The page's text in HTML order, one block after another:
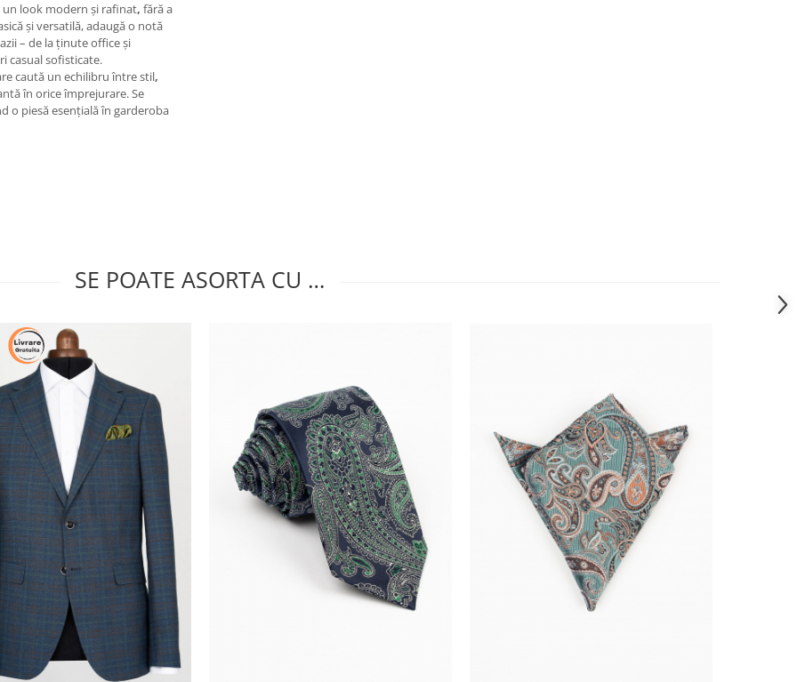
un look modern și rafinat, fără a
și versatilă, adaugă o notă
– de la ținute office și
casual sofisticate.
caută un echilibru între stil,
în orice împrejurare. Se
o piesă esențială în garderoba
SE POATE ASORTA CU …